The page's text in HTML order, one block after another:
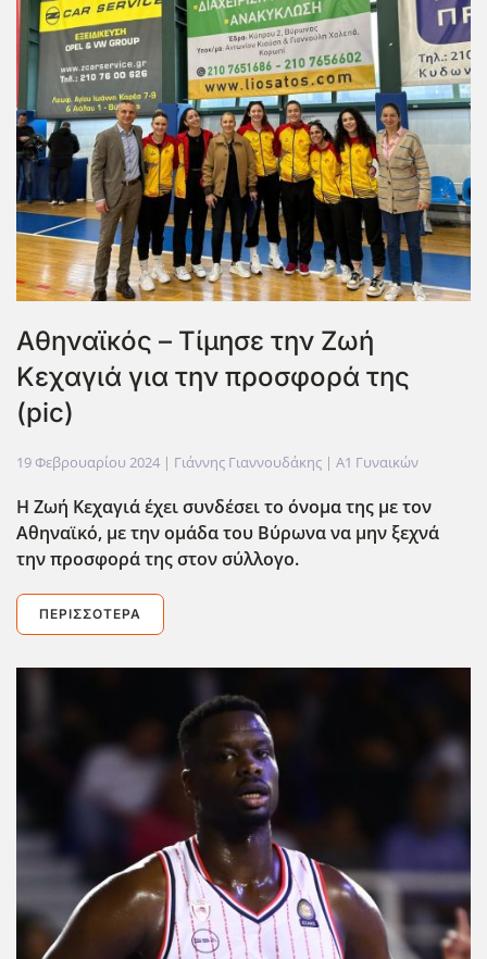
Αθηναϊκός – Τίμησε την Ζωή
Κεχαγιά για την προσφορά της
(pic)
19 Φεβρουαρίου 2024 | Γιάννης Γιαννουδάκης | Α1 Γυναικών
Η Ζωή Κεχαγιά έχει συνδέσει το όνομα της με τον
Αθηναϊκό, με την ομάδα του Βύρωνα να μην ξεχνά
την προσφορά της στον σύλλογο.
ΠΕΡΙΣΣΌΤΕΡΑ